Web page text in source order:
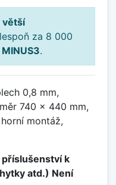
větší
za 8 000
MINUS3.
0,8 mm,
740 x 440 mm,
montáž,
k
atd.) Není